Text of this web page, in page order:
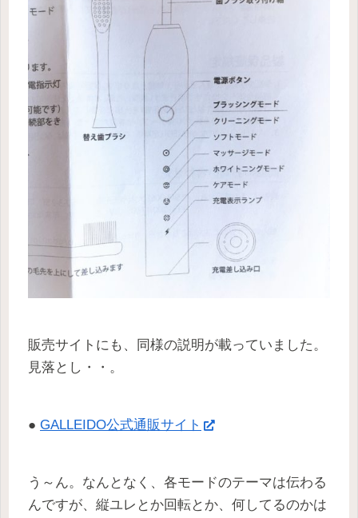
販売サイトにも、同様の説明が載っていました。
見落とし・・。
● GALLEIDO公式通販サイト
う～ん。なんとなく、各モードのテーマは伝わる
んですが、縦ユレとか回転とか、何してるのかは